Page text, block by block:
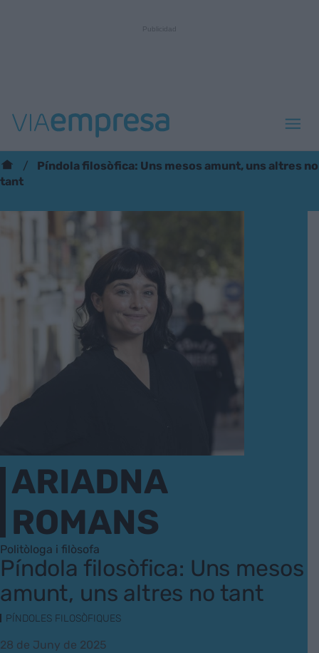
Píndola filosòfica: Uns mesos amunt, uns altres no
tant
ARIADNA
ROMANS
Politòloga i filòsofa
Píndola filosòfica: Uns mesos
amunt, uns altres no tant
PÍNDOLES FILOSÒFIQUES
28 de Juny de 2025